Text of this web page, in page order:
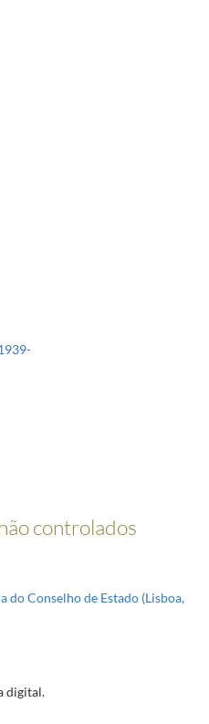
controlados
do Conselho de Estado (Lisboa,
digital.